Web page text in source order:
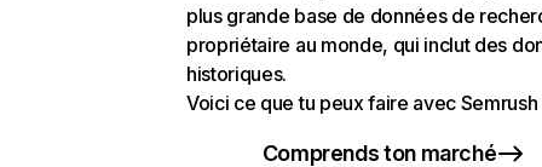
plus grande base de données de
propriétaire au monde, qui inclut des
historiques.
Voici ce que tu peux faire avec Semrush
Comprends ton marché